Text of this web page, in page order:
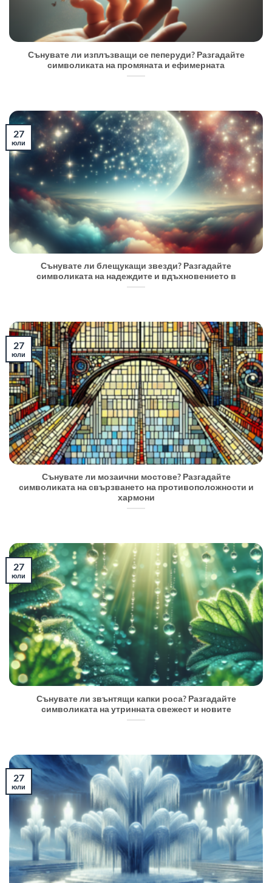
Сънувате ли изплъзващи се пеперуди? Разгадайте
символиката на промяната и ефимерната
Сънувате ли блещукащи звезди? Разгадайте
символиката на надеждите и вдъхновението в
27
юли
Сънувате ли мозаични мостове? Разгадайте
символиката на свързването на противоположности и
хармони
27
юли
Сънувате ли звънтящи капки роса? Разгадайте
символиката на утринната свежест и новите
27
юли
27
юли